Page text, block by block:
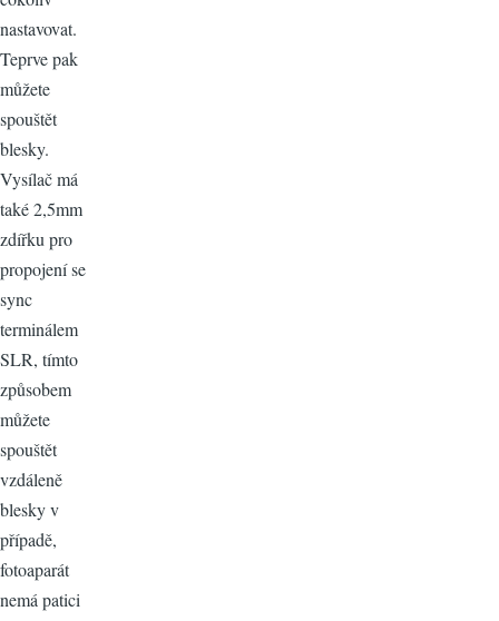
nastavovat.
Teprve pak
můžete
spouštět
blesky.
Vysílač má
také 2,5mm
zdířku pro
propojení se
sync
terminálem
SLR, tímto
způsobem
můžete
spouštět
vzdáleně
blesky v
případě,
fotoaparát
nemá patici